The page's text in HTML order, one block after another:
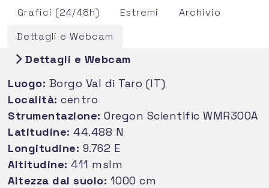
Grafici (24/48h)
Estremi
Archivio
Dettagli e Webcam
Dettagli e Webcam
Luogo: Borgo Val di Taro (IT)
Località: centro
Strumentazione: Oregon Scientific WMR300A
Latitudine: 44.488 N
Longitudine: 9.762 E
Altitudine: 411 mslm
Altezza dal suolo: 1000 cm